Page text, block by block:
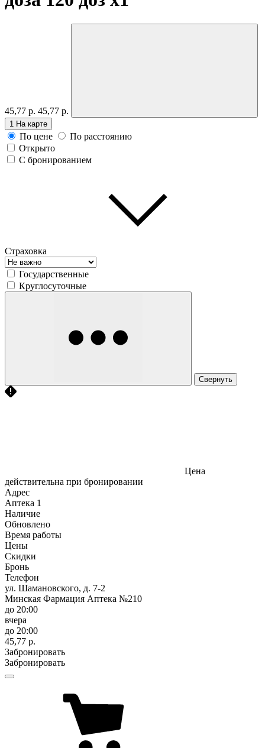
45,77 р. 45,77 р.
1 На карте
По цене
По расстоянию
Открыто
С бронированием
Страховка
Государственные
Круглосуточные
Свернуть
Цена
действительна при бронировании
Адрес
Аптека 1
Наличие
Обновлено
Время работы
Цены
Скидки
Бронь
Телефон
ул. Шамановского, д. 7-2
Минская Фармация Аптека №210
до 20:00
вчера
до 20:00
45,77 р.
Забронировать
Забронировать